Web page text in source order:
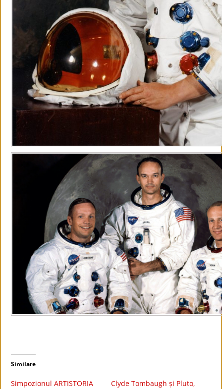
Similare
Simpozionul ARTISTORIA
Clyde Tombaugh și Pluto,